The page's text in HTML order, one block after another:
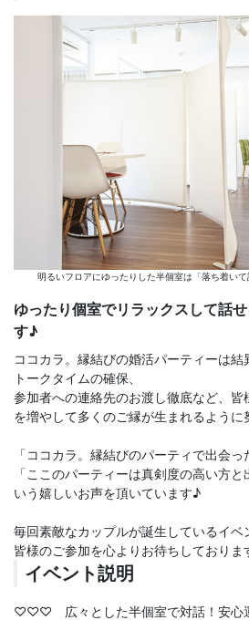
明るいフロアにゆったりした半個室は「落ち着い
ゆったり個室でリラックスして話
す♪
ココカラ。縁結びの婚活パーティーは結
トークタイムの確保、
参加者への連絡先のお渡し徹底など、皆
を増やして多くのご縁が生まれるように
「ココカラ。縁結びのパーティで出会っ
「ここのパーティーは真剣度の高い方
いう嬉しいお声を頂いています♪
毎回素敵なカップルが誕生しているイベ
皆様のご参加を心よりお待ちしておりま
イベント説明
♡♡♡ 広々とした半個室で対話！安